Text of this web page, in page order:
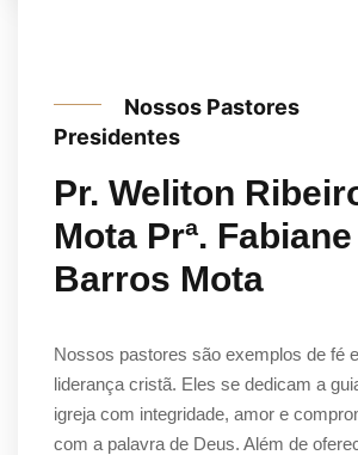
Nossos Pastores
Presidentes
Pr. Weliton
Mota Prª. Fabiane
Barros Mota
Nossos pastores são exemplos de fé e
liderança cristã. Eles se dedicam a
igreja com integridade, amor e
com a palavra de Deus. Além de